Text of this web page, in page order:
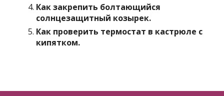
Как закрепить болтающийся
солнцезащитный козырек.
Как проверить термостат в кастрюле с
кипятком.